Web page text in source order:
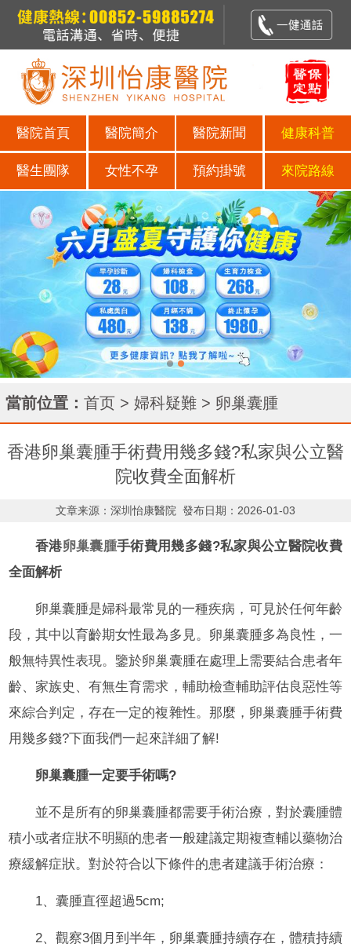
醫院首頁 醫院簡介 醫院新聞 健康科普
醫生團隊 女性不孕 預約掛號 來院路線
當前位置： 首页 > 婦科疑難 > 卵巢囊腫
香港卵巢囊腫手術費用幾多錢?私家與公立醫
院收費全面解析
文章来源：深圳怡康醫院 發布日期：2026-01-03
香港卵巢囊腫手術費用幾多錢?私家與公立醫院收費
全面解析
卵巢囊腫是婦科最常見的一種疾病，可見於任何年齡
段，其中以育齡期女性最為多見。卵巢囊腫多為良性，一
般無特異性表現。鑒於卵巢囊腫在處理上需要結合患者年
齡、家族史、有無生育需求，輔助檢查輔助評估良惡性等
來綜合判定，存在一定的複雜性。那麼，卵巢囊腫手術費
用幾多錢?下面我們一起來詳細了解!
卵巢囊腫一定要手術嗎?
並不是所有的卵巢囊腫都需要手術治療，對於囊腫體
積小或者症狀不明顯的患者一般建議定期複查輔以藥物治
療緩解症狀。對於符合以下條件的患者建議手術治療：
1、囊腫直徑超過5cm;
2、觀察3個月到半年，卵巢囊腫持續存在，體積持續